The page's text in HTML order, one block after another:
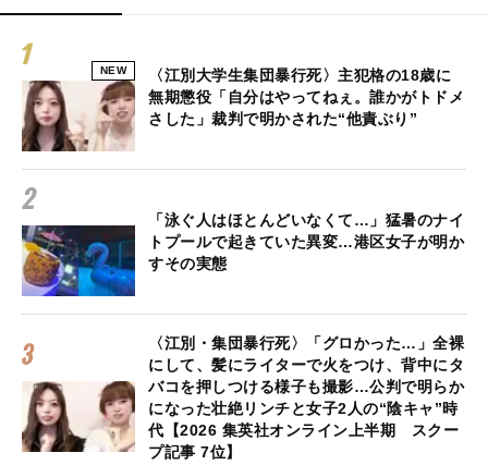
NEW
〈江別大学生集団暴行死〉主犯格の18歳に
無期懲役「自分はやってねぇ。誰かがトドメ
さした」裁判で明かされた“他責ぶり”
「泳ぐ人はほとんどいなくて…」猛暑のナイ
トプールで起きていた異変…港区女子が明か
すその実態
〈江別・集団暴行死〉「グロかった…」全裸
にして、髪にライターで火をつけ、背中にタ
バコを押しつける様子も撮影…公判で明らか
になった壮絶リンチと女子2人の“陰キャ”時
代【2026 集英社オンライン上半期 スクー
プ記事 7位】